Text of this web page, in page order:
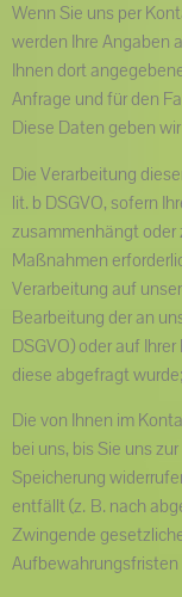
Wenn Sie uns per
werden Ihre Angaben
Ihnen dort
Anfrage und für den
Diese Daten geben
Die Verarbeitung
lit. b DSGVO, sofern
zusammenhängt oder
Maßnahmen
Verarbeitung auf
Bearbeitung der an
DSGVO) oder auf
diese abgefragt
Die von Ihnen im
bei uns, bis Sie uns
Speicherung
entfällt (z. B. nach
Zwingende
Aufbewahrungsfristen